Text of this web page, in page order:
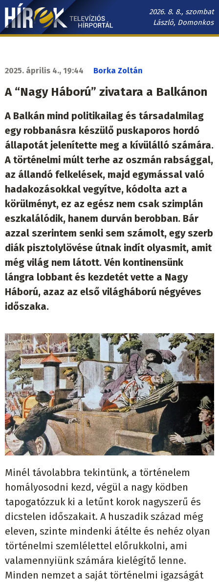
Ugrás
tartalomra
2026. 8. 8., szombat
László, Domonkos
Hírek.sk
navigáció
2025. április 4., 19:44 Borka Zoltán
A “Nagy Háború” zivatara a Balkánon
A Balkán mind politikailag és társadalmilag
egy robbanásra készülő puskaporos hordó
állapotát jelenítette meg a kívülálló számára.
A történelmi múlt terhe az oszmán rabsággal,
az állandó felkelések, majd egymással való
hadakozásokkal vegyítve, kódolta azt a
körülményt, ez az egész nem csak szimplán
eszkalálódik, hanem durván berobban. Bár
azzal szerintem senki sem számolt, egy szerb
diák pisztolylövése útnak indít olyasmit, amit
még világ nem látott. Vén kontinensünk
lángra lobbant és kezdetét vette a Nagy
Háború, azaz az első világháború négyéves
időszaka.
Minél távolabbra tekintünk, a történelem
homályosodni kezd, végül a nagy ködben
tapogatózzuk ki a letűnt korok nagyszerű és
dicstelen időszakait. A huszadik század még
eleven, szinte mindenki átélte és nehéz olyan
történelmi szemlélettel előrukkolni, ami
valamennyiünk számára kielégítő lenne.
Minden nemzet a saját történelmi igazságát